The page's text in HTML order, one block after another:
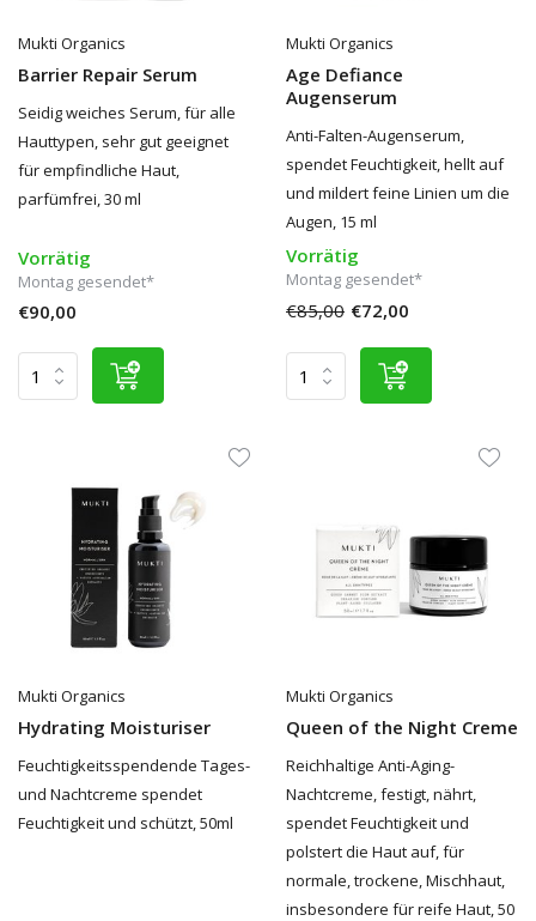
Mukti Organics
Barrier Repair Serum
Seidig weiches Serum, für alle
Hauttypen, sehr gut geeignet
für empfindliche Haut,
parfümfrei, 30 ml
Vorrätig
Montag gesendet*
€90,00
Mukti Organics
Age Defiance
Augenserum
Anti-Falten-Augenserum,
spendet Feuchtigkeit, hellt auf
und mildert feine Linien um die
Augen, 15 ml
Vorrätig
Montag gesendet*
€85,00 €72,00
Mukti Organics
Hydrating Moisturiser
Feuchtigkeitsspendende Tages-
und Nachtcreme spendet
Feuchtigkeit und schützt, 50ml
Mukti Organics
Queen of the Night Creme
Reichhaltige Anti-Aging-
Nachtcreme, festigt, nährt,
spendet Feuchtigkeit und
polstert die Haut auf, für
normale, trockene, Mischhaut,
insbesondere für reife Haut, 50